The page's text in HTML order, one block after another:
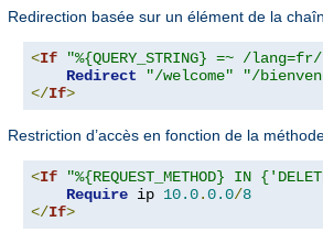
Redirection basée sur un élément de la
<If "%{QUERY_STRING} =~ /
Redirect
"/welcome"
"/
</If>
Restriction d’accès en fonction de la
<If
"%{REQUEST_METHOD} IN
Require ip 10.0.0.0/8
</If>